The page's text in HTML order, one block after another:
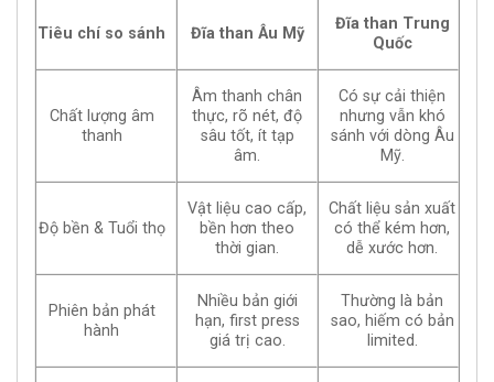
Tiêu chí so sánh Đĩa than Âu Mỹ
Đĩa than Trung
Quốc
Chất lượng âm
thanh
Âm thanh chân
thực, rõ nét, độ
sâu tốt, ít tạp
âm.
Có sự cải thiện
nhưng vẫn khó
sánh với dòng Âu
Mỹ.
Độ bền & Tuổi thọ
Vật liệu cao cấp,
bền hơn theo
thời gian.
Chất liệu sản xuất
có thể kém hơn,
dễ xước hơn.
Phiên bản phát
hành
Nhiều bản giới
hạn, first press
giá trị cao.
Thường là bản
sao, hiếm có bản
limited.